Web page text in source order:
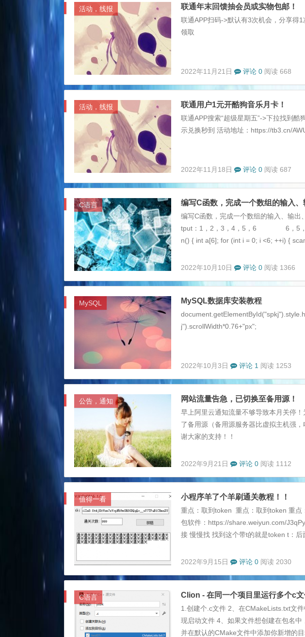
个域名，想起曾经在这里分享的日子，想
友。我试过寻找，试过打听，直到前段时
活动，线报 联通年末回馈抽会员或实物包邮！
联通APP扫码->默认有3次机会，分享得
领取
2022年11月21日 评论 0 阅读 668
活动，线报 联通用户1元开酷狗音乐月卡！
联通APP搜索“超级星期五”->下拉找到
示兑换秒到 活动地址：https://tb3.cn/
2022年11月18日 评论 0 阅读 687
C语言 编写C函数，完成一个数组的输入、
编写C函数，完成一个数组的输入、输
tput：1，2，3，4，5，6 6，5，4
n() { int a[6]; for (int i = 0; i <6; ++i) {
2022年10月10日
评论 0 阅读 1366
MySQL MySQL数据库安装教程
j").scrollWidth*0.76+"px";
2022年10月3日 评论 1 阅读 1253
公告，通知 网站流量告急，已切换至备用源！
早上阿里云通知流量不够导致本月关停
了备用源（备用源服务器比虚拟主机强
谢大家的支持！！
2022年9月21日 评论 0 阅读 1112
值得一看 小程序羊了个羊刷通关教程！！
重点：取到token 重点：取到token 重点
包软件：https://share.weiyun.com/
接 慢慢找 找到这个带t的就是token t：
2022年9月15日
评论 0 阅读 2030
C语言 Clion - 在同一个项目里运行多个c文
1.创建个.c文件 2、在CMakeLists.txt文
现启动文件 4、如果文件想创建在包名中
并在默认的CMake文件中添加你新增的